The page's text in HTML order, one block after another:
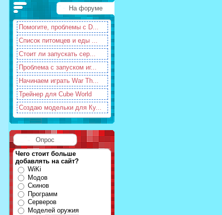
На форуме
Помогите, проблемы с D...
Список питомцев и еды ...
Стоит ли запускать сер...
Проблема с запуском иг...
Начинаем играть War Th...
Трейнер для Cube World
Создаю модельки для Ку...
Опрос
Чего стоит больше
добавлять на сайт?
WiKi
Модов
Скинов
Программ
Серверов
Моделей оружия